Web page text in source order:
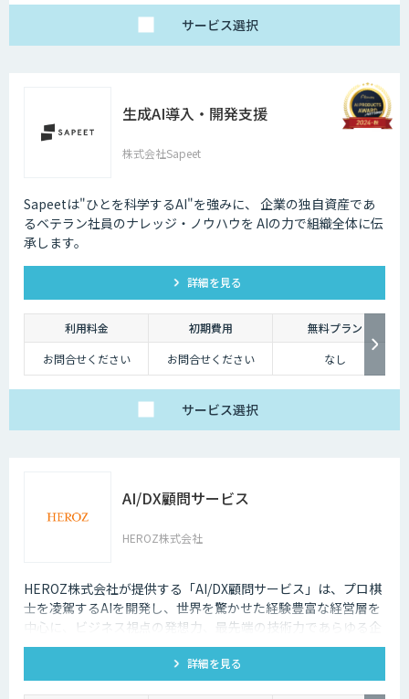
省の人材開発支援助成
金「事業展開等リスキ
リング支援コース」を
サービス選択
生成AI導入・開発支援
株式会社Sapeet
Sapeetは"ひとを科学するAI"を強みに、 企業の独自資産であ
るベテラン社員のナレッジ・ノウハウを AIの力で組織全体に伝
承します。
詳細を見る
利用料金 初期費用
無料プラン
お問合せください
お問合せください なし
サービス選択
AI/DX顧問サービス
HEROZ株式会社
HEROZ株式会社が提供する「AI/DX顧問サービス」は、プロ棋
士を凌駕するAIを開発し、世界を驚かせた経験豊富な経営層を
中心に、ビジネス視点の発想力、最先端の技術力であらゆる企
業と組織のDXをAIの力でサポートします。
詳細を見る